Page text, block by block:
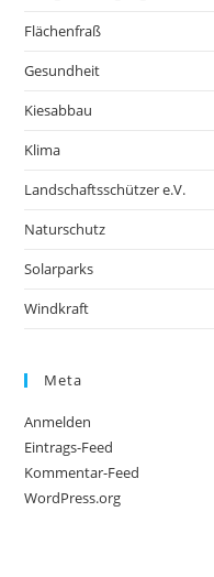
Flächenfraß
Gesundheit
Kiesabbau
Klima
Landschaftsschützer e.V.
Naturschutz
Solarparks
Windkraft
Meta
Anmelden
Eintrags-Feed
Kommentar-Feed
WordPress.org